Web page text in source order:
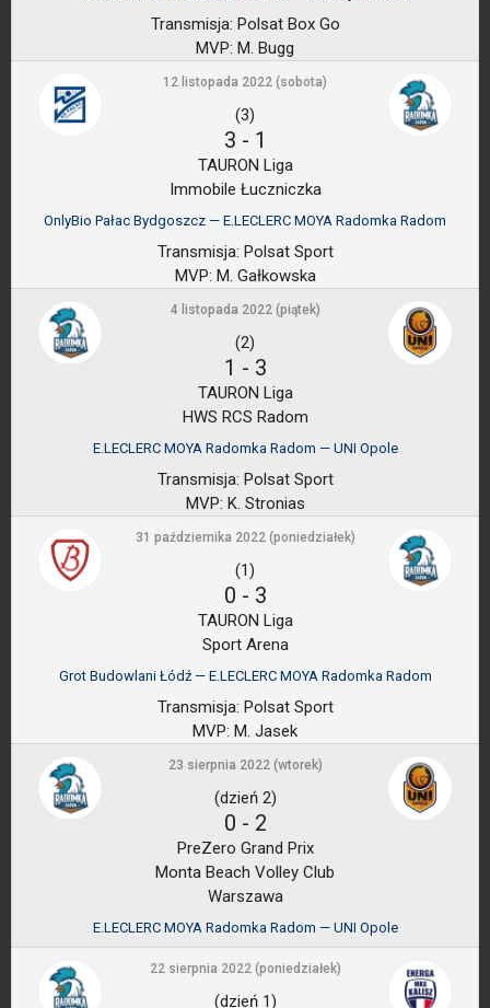
Transmisja: Polsat Box Go
MVP: M. Bugg
12 listopada 2022 (sobota)
(3)
3 - 1
TAURON Liga
Immobile Łuczniczka
OnlyBio Pałac Bydgoszcz — E.LECLERC MOYA Radomka Radom
Transmisja: Polsat Sport
MVP: M. Gałkowska
4 listopada 2022 (piątek)
(2)
1 - 3
TAURON Liga
HWS RCS Radom
E.LECLERC MOYA Radomka Radom — UNI Opole
Transmisja: Polsat Sport
MVP: K. Stronias
31 października 2022 (poniedziałek)
(1)
0 - 3
TAURON Liga
Sport Arena
Grot Budowlani Łódź — E.LECLERC MOYA Radomka Radom
Transmisja: Polsat Sport
MVP: M. Jasek
23 sierpnia 2022 (wtorek)
(dzień 2)
0 - 2
PreZero Grand Prix
Monta Beach Volley Club
Warszawa
E.LECLERC MOYA Radomka Radom — UNI Opole
22 sierpnia 2022 (poniedziałek)
(dzień 1)